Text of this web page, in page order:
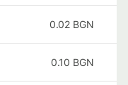
0.02 BGN
0.10 BGN